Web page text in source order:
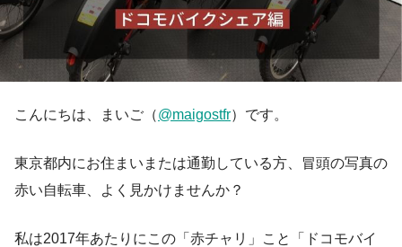
こんにちは、まいご（@maigostfr）です。
東京都内にお住まいまたは通勤している方、冒頭の写真の
赤い自転車、よく見かけませんか？
私は2017年あたりにこの「赤チャリ」こと「ドコモバイ